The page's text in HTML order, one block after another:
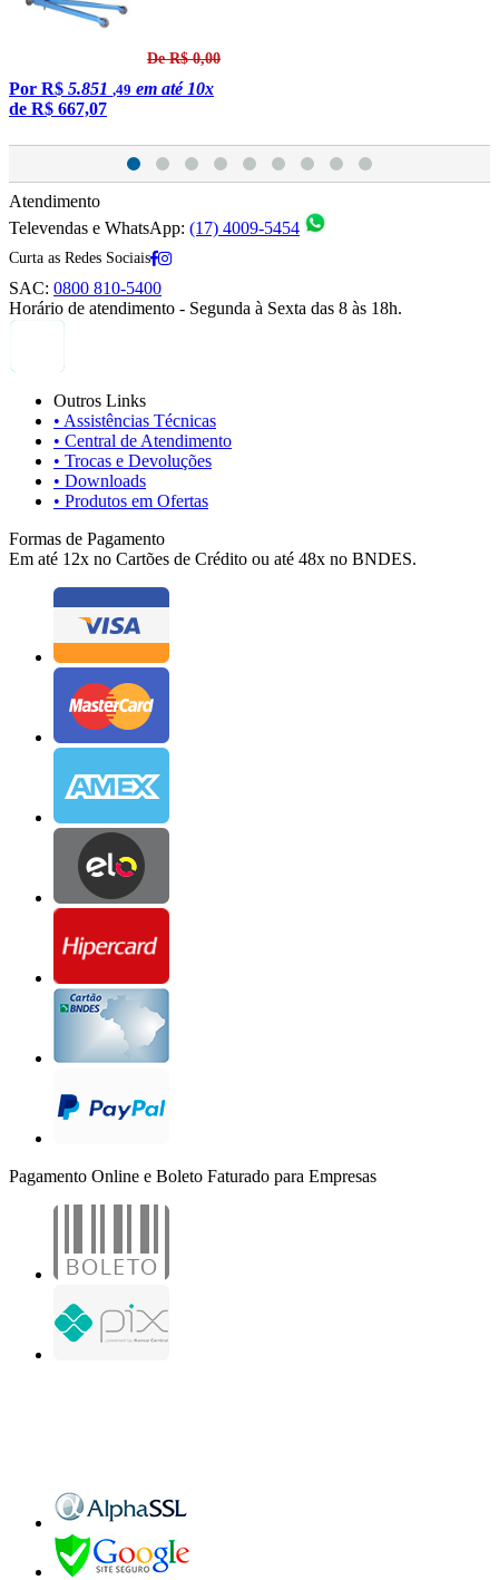
De R$ 0,00
Por R$ 5.851 ,49 em até 10x
de R$ 667,07
Atendimento
Televendas e WhatsApp: (17) 4009-5454
Curta as Redes Sociais
SAC: 0800 810-5400
Horário de atendimento - Segunda à Sexta das 8 às 18h.
Outros Links
• Assistências Técnicas
• Central de Atendimento
• Trocas e Devoluções
• Downloads
• Produtos em Ofertas
Formas de Pagamento
Em até 12x no Cartões de Crédito ou até 48x no BNDES.
Pagamento Online e Boleto Faturado para Empresas